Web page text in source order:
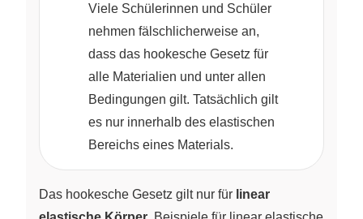
Viele Schülerinnen und Schüler
nehmen fälschlicherweise an,
dass das hookesche Gesetz für
alle Materialien und unter allen
Bedingungen gilt. Tatsächlich gilt
es nur innerhalb des elastischen
Bereichs eines Materials.
Das hookesche Gesetz gilt nur für linear